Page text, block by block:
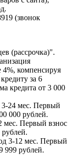
(звонок
(рассрочка)".
4%, компенсируя
за 6
кредита от 3 000
24 мес. Первый
000 рублей.
мес. Первый взнос
3-12 мес. Первый
999 рублей.